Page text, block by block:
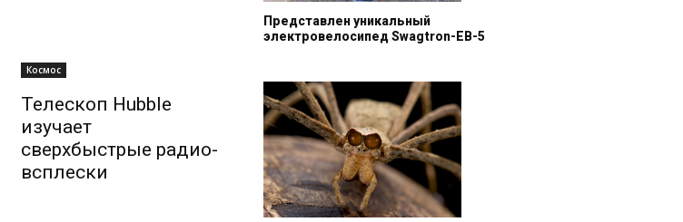
Космос
Телескоп Hubble
изучает
сверхбыстрые радио-
всплески
Представлен уникальный
электровелосипед Swagtron-EB-5